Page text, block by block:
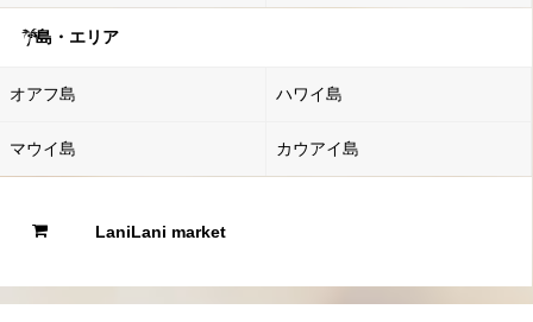
島・エリア
オアフ島 ハワイ島
マウイ島 カウアイ島
LaniLani market